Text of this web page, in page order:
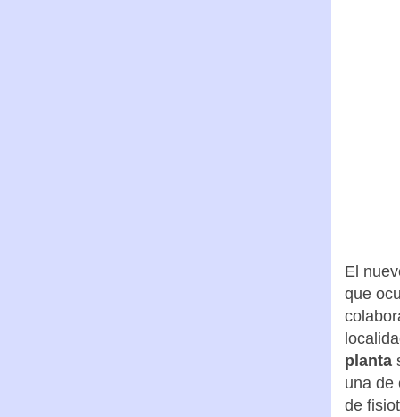
El
que
planta
una de
de